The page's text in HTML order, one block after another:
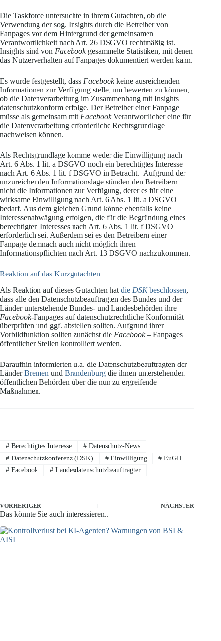
Die Taskforce untersuchte in ihrem Gutachten, ob die
Verwendung der sog. Insights durch die Betreiber von
Fanpages vor dem Hintergrund der gemeinsamen
Verantwortlichkeit nach Art. 26 DSGVO rechtmäßig ist.
Insights sind von Facebookgesammelte Statistiken, mit denen
das Nutzerverhalten auf Fanpages dokumentiert werden kann.
Es wurde festgestellt, dass Facebookkeine ausreichenden
Informationen zur Verfügung stelle, um bewerten zu können,
ob die Datenverarbeitung im Zusammenhang mit Insights
datenschutzkonform erfolge. Der Betreiber einer Fanpage
müsse als gemeinsam mit FacebookVerantwortlicher eine für
die Datenverarbeitung erforderliche Rechtsgrundlage
nachweisen können.
Als Rechtsgrundlage komme weder die Einwilligung nach
Art. 6 Abs. 1 lit. a DSGVO noch ein berechtigtes Interesse
nach Art. 6 Abs. 1 lit. f DSGVO in Betracht. Aufgrund der
unzureichenden Informationslage stünden den Betreibern
nicht die Informationen zur Verfügung, derer es für eine
wirksame Einwilligung nach Art. 6 Abs. 1 lit. a DSGVO
bedarf. Aus dem gleichen Grund könne ebenfalls keine
Interessenabwägung erfolgen, die für die Begründung eines
berechtigten Interesses nach Art. 6 Abs. 1 lit. f DSGVO
erforderlich sei. Außerdem sei es den Betreibern einer
Fanpage demnach auch nicht möglich ihren
Informationspflichten nach Art. 13 DSGVO nachzukommen.
Reaktion auf das Kurzgutachten
Als Reaktion auf dieses Gutachten hat die DSKbeschlossen,
dass alle den Datenschutzbeauftragten des Bundes und der
Länder unterstehende Bundes- und Landesbehörden ihre
Facebook-Fanpages auf datenschutzrechtliche Konformität
überprüfen und ggf. abstellen sollten. Aufgrund ihrer
Vorbildfunktion sollten zunächst die Facebook – Fanpages
öffentlicher Stellen kontrolliert werden.
Daraufhin informierten u.a. die Datenschutzbeauftragten der
LänderBremen und Brandenburg die ihnen unterstehenden
öffentlichen Behörden über die nun zu ergreifende
Maßnahmen.
#Berechtigtes Interesse #Datenschutz-News
#Datenschutzkonferenz (DSK) #Einwilligung # EuGH
#Facebook #Landesdatenschutzbeauftragter
VORHERIGER NÄCHSTER
Das könnte Sie auch interessieren..